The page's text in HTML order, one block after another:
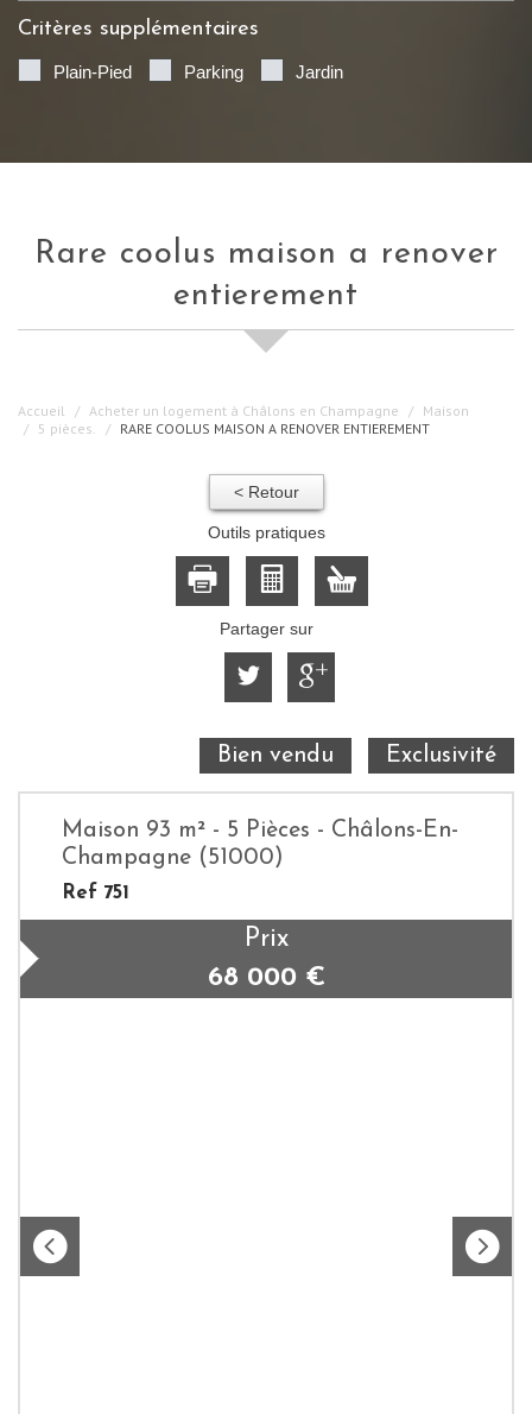
Critères supplémentaires
Plain-Pied Parking Jardin
rare coolus maison a renover
entierement
Accueil Acheter un logement à Châlons en Champagne
Maison
5 pièces.
RARE COOLUS MAISON A RENOVER ENTIEREMENT
< Retour
Outils pratiques
Partager sur
Bien vendu Exclusivité
Maison 93 m² - 5 Pièces - Châlons-En-
Champagne (51000)
Ref 751
Prix
68 000 €